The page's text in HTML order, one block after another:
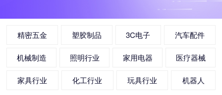
精密五金 塑胶制品 3C电子 汽车配件
机械制造 照明行业 家用电器 医疗器械
家具行业 化工行业 玩具行业 机器人